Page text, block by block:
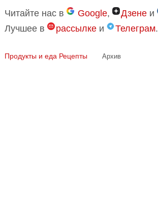
Читайте нас в Google, Дзене и
Лучшее в
рассылке и Телеграм.
Продукты и еда Рецепты Архив